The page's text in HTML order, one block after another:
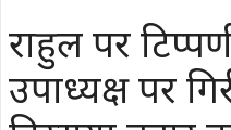
राहुल पर
उपाध्यक्ष पर